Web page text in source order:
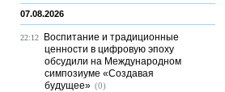
07.08.2026
22:12
Воспитание и традиционные
ценности в цифровую эпоху
обсудили на Международном
симпозиуме «Создавая
будущее» (0)